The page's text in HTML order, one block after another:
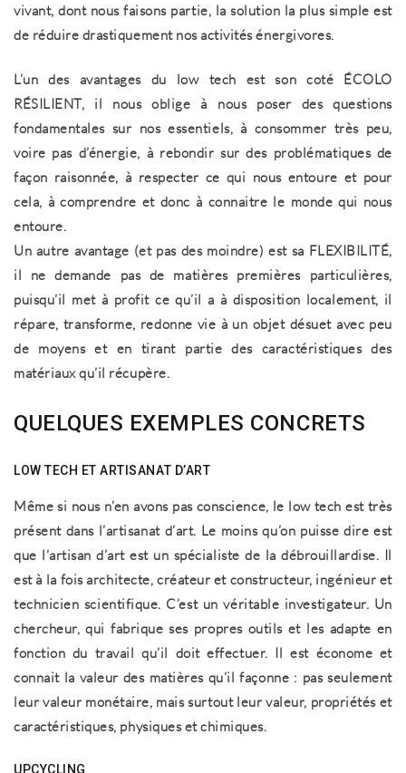
vivant, dont nous faisons partie, la solution la plus simple est
de réduire drastiquement nos activités énergivores.
L’un des avantages du low tech est son coté ÉCOLO
RÉSILIENT, il nous oblige à nous poser des questions
fondamentales sur nos essentiels, à consommer très peu,
voire pas d’énergie, à rebondir sur des problématiques de
façon raisonnée, à respecter ce qui nous entoure et pour
cela, à comprendre et donc à connaitre le monde qui nous
entoure.
Un autre avantage (et pas des moindre) est sa FLEXIBILITÉ,
il ne demande pas de matières premières particulières,
puisqu’il met à profit ce qu’il a à disposition localement, il
répare, transforme, redonne vie à un objet désuet avec peu
de moyens et en tirant partie des caractéristiques des
matériaux qu’il récupère.
QUELQUES EXEMPLES CONCRETS
LOW TECH ET ARTISANAT D’ART
Même si nous n’en avons pas conscience, le low tech est très
présent dans l’artisanat d’art. Le moins qu’on puisse dire est
que l’artisan d’art est un spécialiste de la débrouillardise. Il
est à la fois architecte, créateur et constructeur, ingénieur et
technicien scientifique. C’est un véritable investigateur. Un
chercheur, qui fabrique ses propres outils et les adapte en
fonction du travail qu’il doit effectuer. Il est économe et
connait la valeur des matières qu’il façonne : pas seulement
leur valeur monétaire, mais surtout leur valeur, propriétés et
caractéristiques, physiques et chimiques.
UPCYCLING